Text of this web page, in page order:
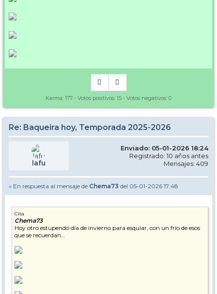
Karma: 177 - Votos positivos: 15 - Votos negativos: 0
Re: Baqueira hoy, Temporada 2025-2026
lafu
Enviado: 05-01-2026 18:24
Registrado: 10 años antes
Mensajes: 409
» En respuesta al mensaje de Chema73 del 05-01-2026 17:48
Cita
Chema73
Hoy otro estupendo día de invierno para esquiar, con un frío de esos
que se recuerdan…